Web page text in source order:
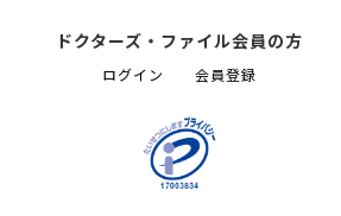
ドクターズ・ファイル会員の方
ログイン 会員登録